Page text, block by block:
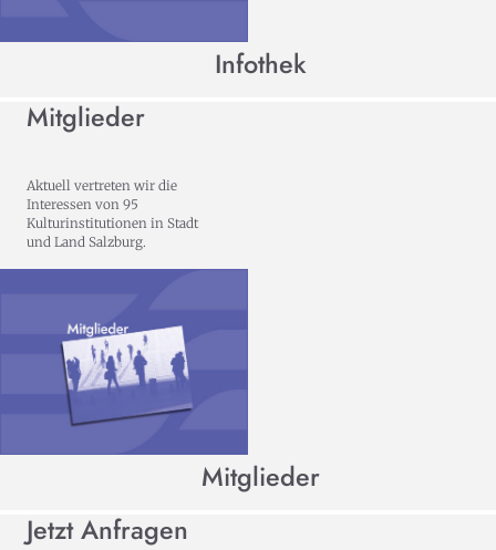
Infothek
Mitglieder
Aktuell vertreten wir die
Interessen von 95
Kulturinstitutionen in Stadt
und Land Salzburg.
Mitglieder
Jetzt Anfragen